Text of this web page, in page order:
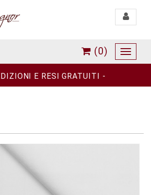
Toggle
Toggle
(0)
E RESI GRATUITI -